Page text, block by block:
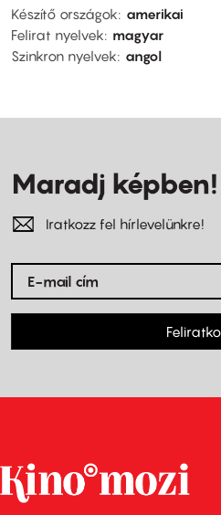
Készítő országok
amerikai
Felirat nyelvek
magyar
Szinkron nyelvek
angol
Maradj képben!
Iratkozz fel hírlevelünkre!